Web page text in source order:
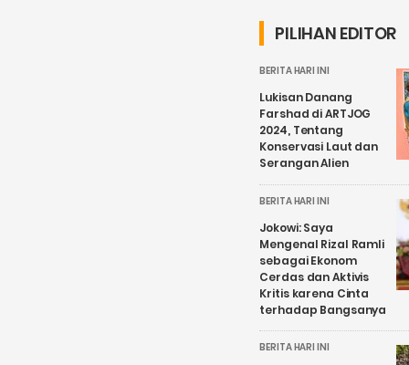
PILIHAN EDITOR
BERITA HARI INI
Lukisan Danang
Farshad di ARTJOG
2024, Tentang
Konservasi Laut dan
Serangan Alien
BERITA HARI INI
Jokowi: Saya
Mengenal Rizal Ramli
sebagai Ekonom
Cerdas dan Aktivis
Kritis karena Cinta
terhadap Bangsanya
BERITA HARI INI